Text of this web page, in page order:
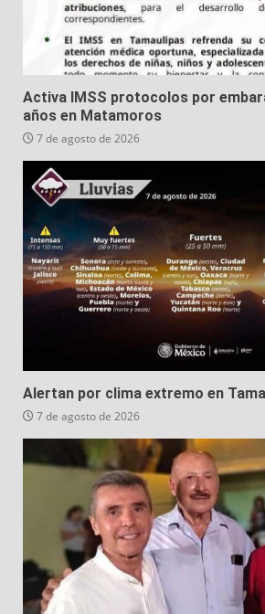
Activa IMSS protocolos por
años en Matamoros
7 de agosto de 2026
Alertan por clima extremo en
7 de agosto de 2026